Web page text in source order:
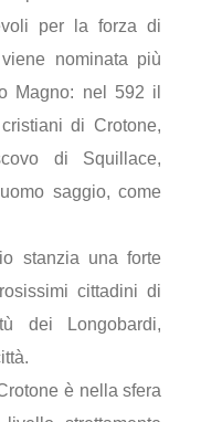
per la forza di
nominata più
Magno: nel 592 il
di Crotone,
di Squillace,
saggio, come
stanzia una forte
cittadini di
dei Longobardi,
è nella sfera